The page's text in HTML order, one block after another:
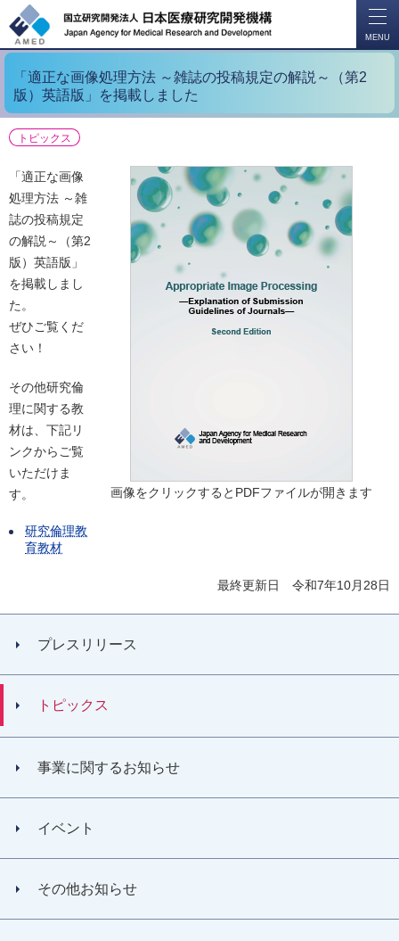
MENU
「適正な画像処理方法 ～雑誌の投稿規定の解説～（第2
版）英語版」を掲載しました
トピックス
画像をクリックするとPDFファイルが開きます
「適正な画像
処理方法 ～雑
誌の投稿規定
の解説～（第2
版）英語版」
を掲載しまし
た。
ぜひご覧くだ
さい！
その他研究倫
理に関する教
材は、下記リ
ンクからご覧
いただけま
す。
研究倫理教
育教材
最終更新日 令和7年10月28日
プレスリリース
トピックス
事業に関するお知らせ
イベント
その他お知らせ